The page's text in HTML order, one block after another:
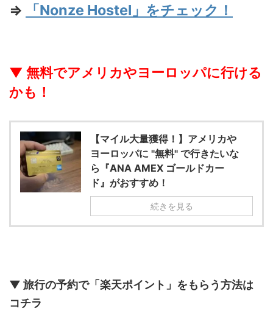
⇒ 「Nonze Hostel」をチェック！
▼ 無料でアメリカやヨーロッパに行ける
かも！
【マイル大量獲得！】アメリカや
ヨーロッパに "無料" で行きたいな
ら『ANA AMEX ゴールドカー
ド』がおすすめ！
続きを見る
▼ 旅行の予約で「楽天ポイント」をもらう方法は
コチラ